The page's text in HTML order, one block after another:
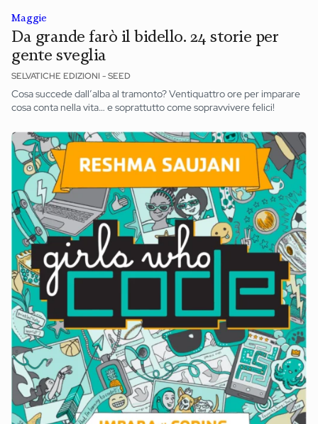
Maggie
Da grande farò il bidello. 24 storie per
gente sveglia
SELVATICHE EDIZIONI - SEED
Cosa succede dall’alba al tramonto? Ventiquattro ore per imparare
cosa conta nella vita… e soprattutto come sopravvivere felici!